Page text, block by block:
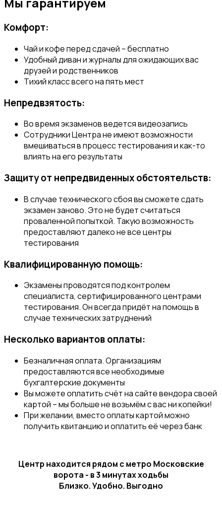
Комфорт:
Чай и кофе перед сдачей – бесплатно
Удобный диван и журналы для ожидающих вас
друзей и родственников
Тихий класс всего на пять мест
Непредвзятость:
Во время экзаменов ведется видеозапись
Сотрудники Центра не имеют возможности
вмешиваться в процесс тестирования и как-то
влиять на его результаты
Защиту от непредвиденных обстоятельств:
В случае технического сбоя вы сможете сдать
экзамен заново. Это не будет считаться
проваленной попыткой. Такую возможность
предоставляют далеко не все центры
тестирования
Квалифицированную помощь:
Экзамены проводятся под контролем
специалиста, сертифицированного центрами
тестирования. Он всегда придёт на помощь в
случае технических затруднений
Несколько вариантов оплаты:
Безналичная оплата. Организациям
предоставляются все необходимые
бухгалтерские документы
Вы можете оплатить счёт на сайте вендора своей
картой – мы больше не возьмём с вас ни копейки!
При желании, вместо оплаты картой можно
получить квитанцию и оплатить её через банк
Центр находится рядом с метро Московские
ворота - в 3 минутах ходьбы
Близко. Удобно. Выгодно